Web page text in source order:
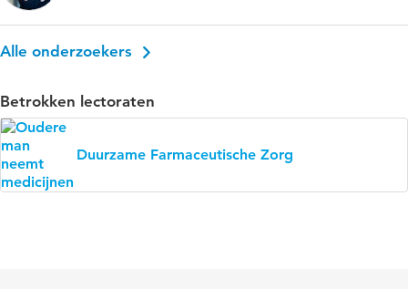
Alle onderzoekers
Betrokken lectoraten
Duurzame Farmaceutische Zorg